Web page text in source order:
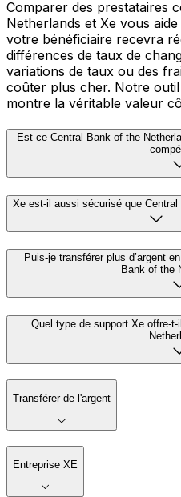
Comparer des prestataires
Netherlands et Xe vous
votre bénéficiaire recevra
différences de taux de
variations de taux ou des
coûter plus cher. Notre
montre la véritable valeur
Est-ce Central Bank of the
Xe est-il aussi sécurisé que
Puis-je transférer plus d’argent
Bank of the
Quel type de support Xe offre-
Transférer de l'argent
Entreprise XE